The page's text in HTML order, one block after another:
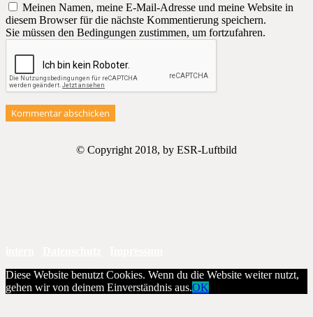
Meinen Namen, meine E-Mail-Adresse und meine Website in
diesem Browser für die nächste Kommentierung speichern.
Sie müssen den Bedingungen zustimmen, um fortzufahren.
Kommentar abschicken
© Copyright 2018, by ESR-Luftbild
Diese Website benutzt Cookies. Wenn du die Website weiter nutzt,
gehen wir von deinem Einverständnis aus.OK